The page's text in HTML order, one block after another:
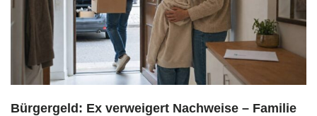
Bürgergeld: Ex verweigert Nachweise – Familie